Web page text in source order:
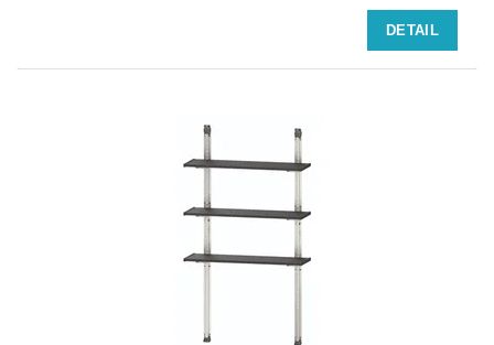
DETAIL